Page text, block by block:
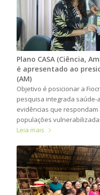
Plano CASA (Ciência,
é apresentado ao
(AM)
Objetivo é posicionar a
pesquisa integrada
evidências que
populações
Leia mais